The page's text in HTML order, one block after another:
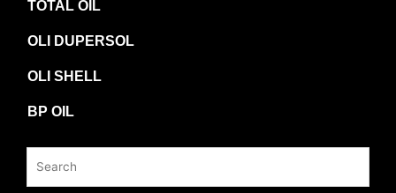
TOTAL OIL
OLI DUPERSOL
OLI SHELL
BP OIL